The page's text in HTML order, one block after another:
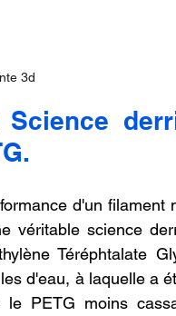
3d
Science
d'un filament
véritable science
Téréphtalate
d'eau, à laquelle a
le PETG moins